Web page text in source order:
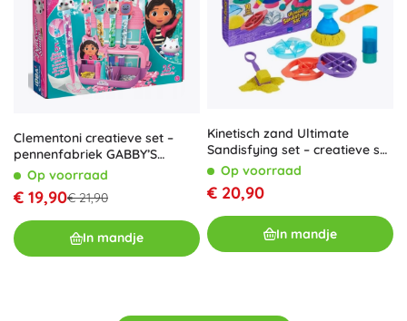
Clementoni creatieve set –
pennenfabriek GABBY’S
DOLLHOUSE
Op voorraad
€ 19,90€ 21,90
In mandje
Kinetisch zand Ultimate
Sandisfying set – creatieve set
met tools
Op voorraad
€ 20,90
In mandje